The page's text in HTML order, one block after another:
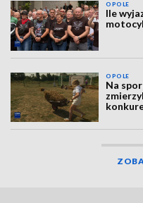
OPOLE
Ile
OPOLE
Na